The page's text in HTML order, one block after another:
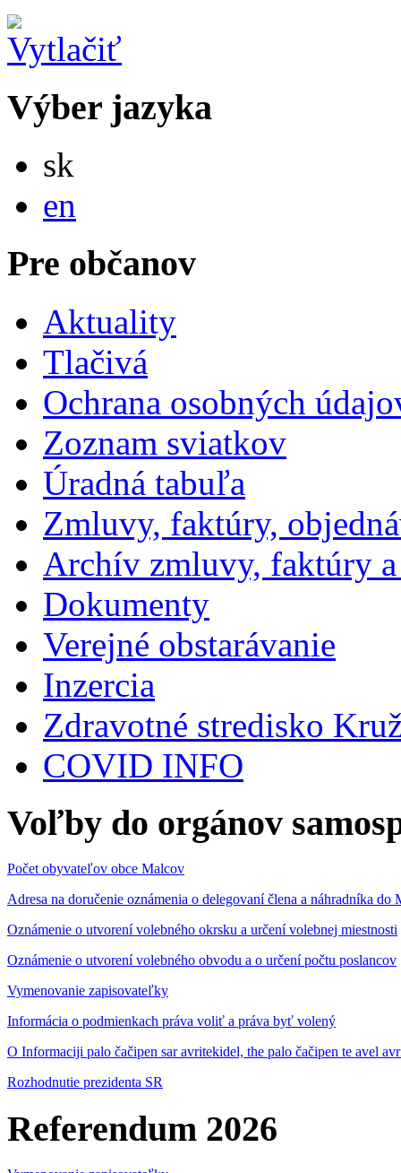
Výber jazyka
sk
en
Pre občanov
Aktuality
Tlačivá
Ochrana osobných
Zoznam sviatkov
Úradná tabuľa
Zmluvy, faktúry,
Archív zmluvy, faktúry
Dokumenty
Verejné obstarávanie
Inzercia
Zdravotné stredisko
COVID INFO
Voľby do orgánov
Počet obyvateľov obce Malcov
Adresa na doručenie oznámenia o delegovaní člena a náhradníka
Oznámenie o utvorení volebného okrsku a určení volebnej miestnosti
Oznámenie o utvorení volebného obvodu a o určení počtu poslancov
Vymenovanie zapisovateľky
Informácia o podmienkach práva voliť a práva byť volený
O Informaciji palo čačipen sar avritekidel, the palo čačipen te avel
Rozhodnutie prezidenta SR
Referendum 2026